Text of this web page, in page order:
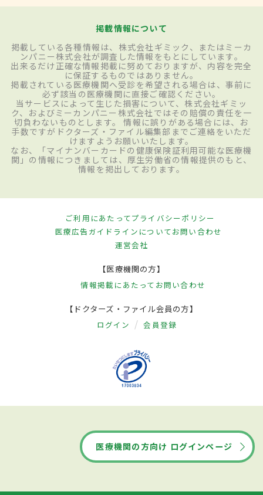
掲載情報について
掲載している各種情報は、株式会社ギミック、またはミーカ
ンパニー株式会社が調査した情報をもとにしています。
出来るだけ正確な情報掲載に努めておりますが、内容を完全
に保証するものではありません。
掲載されている医療機関へ受診を希望される場合は、事前に
必ず該当の医療機関に直接ご確認ください。
当サービスによって生じた損害について、株式会社ギミッ
ク、およびミーカンパニー株式会社ではその賠償の責任を一
切負わないものとします。 情報に誤りがある場合には、お
手数ですがドクターズ・ファイル編集部までご連絡をいただ
けますようお願いいたします。
なお、「マイナンバーカードの健康保険証利用可能な医療機
関」の情報につきましては、厚生労働省の情報提供のもと、
情報を掲出しております。
ご利用にあたってプライバシーポリシー
医療広告ガイドラインについてお問い合わせ
運営会社
【医療機関の方】
情報掲載にあたって お問い合わせ
【ドクターズ・ファイル会員の方】
ログイン 会員登録
医療機関の方向け ログインページ